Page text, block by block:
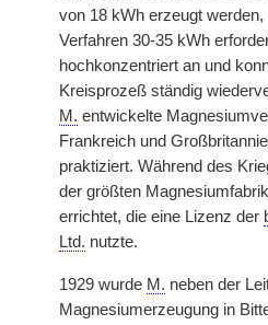
von 18 kWh erzeugt
Verfahren 30-35 kWh
hochkonzentriert an und
Kreisprozeß ständig
M. entwickelte
Frankreich und
praktiziert. Während des
der größten
errichtet, die eine Lizenz der
Ltd. nutzte.
1929 wurde M. neben der
Magnesiumerzeugung in